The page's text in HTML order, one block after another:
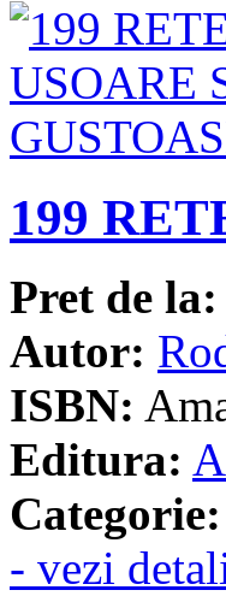
199
Pret de la:
Autor:
ISBN:
Editura:
Categorie:
- vezi